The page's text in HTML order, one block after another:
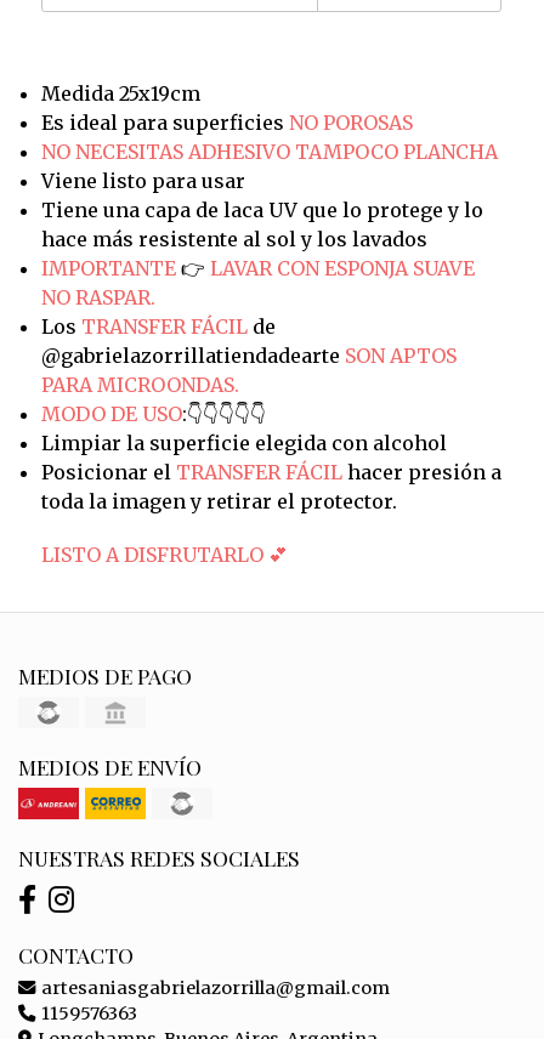
Medida 25x19cm
Es ideal para superficies NO POROSAS
NO NECESITAS ADHESIVO TAMPOCO PLANCHA
Viene listo para usar
Tiene una capa de laca UV que lo protege y lo
hace más resistente al sol y los lavados
IMPORTANTE 👉 LAVAR CON ESPONJA SUAVE
NO RASPAR.
Los TRANSFER FÁCILde
@gabrielazorrillatiendadearte SON APTOS
PARA MICROONDAS.
MODO DE USO:👇👇👇👇👇
Limpiar la superficie elegida con alcohol
Posicionar el TRANSFER FÁCILhacer presión a
toda la imagen y retirar el protector.
LISTO A DISFRUTARLO 💕
MEDIOS DE PAGO
MEDIOS DE ENVÍO
NUESTRAS REDES SOCIALES
CONTACTO
artesaniasgabrielazorrilla@gmail.com
1159576363